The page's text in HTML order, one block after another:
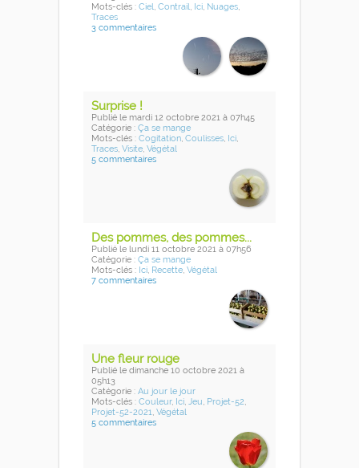
Mots-clés : Ciel, Contrail, Ici, Nuages,
Traces
3 commentaires
Surprise !
Publié le mardi 12 octobre 2021 à 07h45
Catégorie : Ça se mange
Mots-clés : Cogitation, Coulisses, Ici,
Traces, Visite, Végétal
5 commentaires
Des pommes, des pommes...
Publié le lundi 11 octobre 2021 à 07h56
Catégorie : Ça se mange
Mots-clés : Ici, Recette, Végétal
7 commentaires
Une fleur rouge
Publié le dimanche 10 octobre 2021 à
05h13
Catégorie : Au jour le jour
Mots-clés : Couleur, Ici, Jeu, Projet-52,
Projet-52-2021, Végétal
5 commentaires